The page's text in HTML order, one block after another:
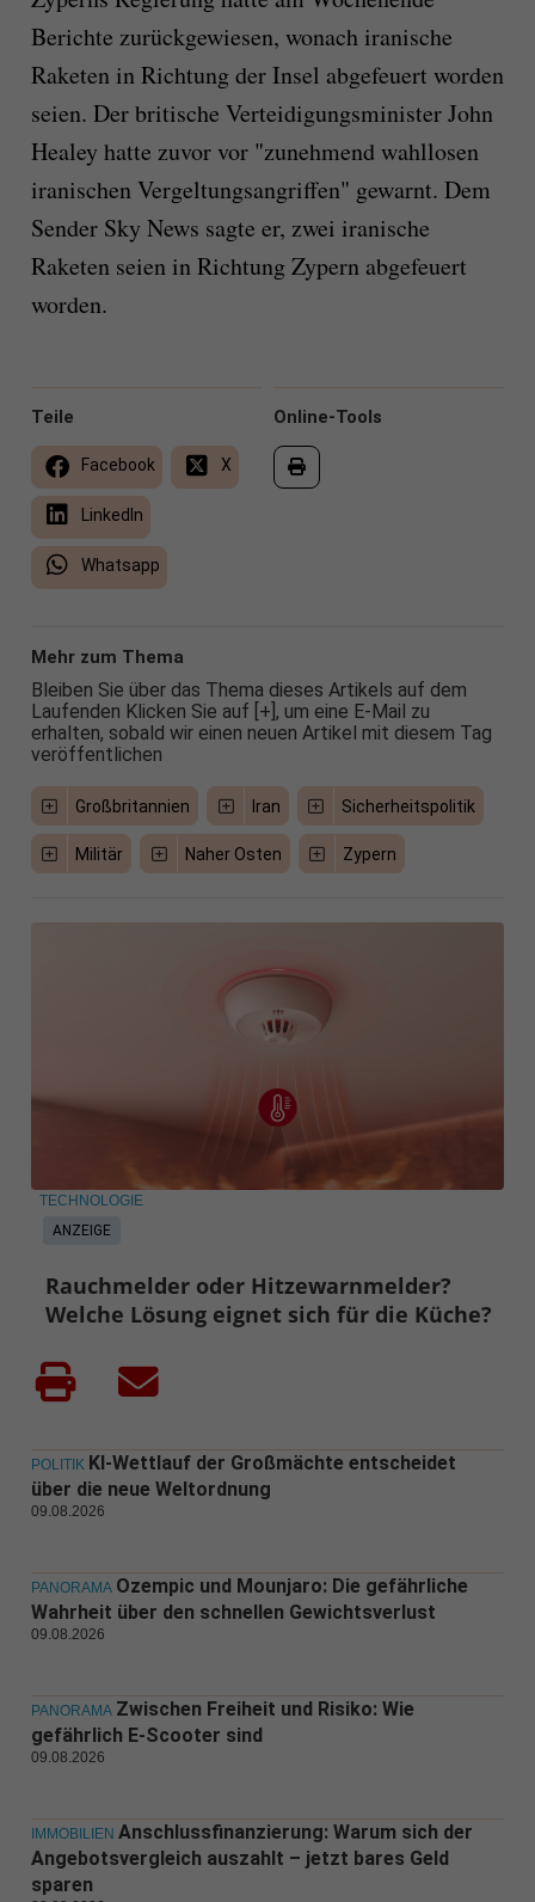
Berichte zurückgewiesen, wonach iranische
Raketen in Richtung der Insel abgefeuert worden
seien. Der britische Verteidigungsminister John
Healey hatte zuvor vor "zunehmend wahllosen
iranischen Vergeltungsangriffen" gewarnt. Dem
Sender Sky News sagte er, zwei iranische
Raketen seien in Richtung Zypern abgefeuert
worden.
Online-Tools
Teile
Facebook X
LinkedIn
Whatsapp
Mehr zum Thema
Bleiben Sie über das Thema dieses Artikels auf dem
Laufenden Klicken Sie auf [+], um eine E-Mail zu
erhalten, sobald wir einen neuen Artikel mit diesem Tag
veröffentlichen
Großbritannien Iran Sicherheitspolitik
Militär Naher Osten Zypern
ANZEIGE
TECHNOLOGIE
Rauchmelder oder Hitzewarnmelder?
Welche Lösung eignet sich für die Küche?
POLITIK KI-Wettlauf der Großmächte entscheidet
über die neue Weltordnung
09.08.2026
PANORAMA Ozempic und Mounjaro: Die gefährliche
Wahrheit über den schnellen Gewichtsverlust
09.08.2026
PANORAMA Zwischen Freiheit und Risiko: Wie
gefährlich E-Scooter sind
09.08.2026
IMMOBILIEN Anschlussfinanzierung: Warum sich der
Angebotsvergleich auszahlt – jetzt bares Geld
sparen